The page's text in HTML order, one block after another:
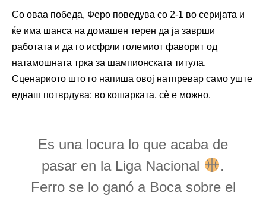
Со оваа победа, Феро поведува со 2-1 во серијата и
ќе има шанса на домашен терен да ја заврши
работата и да го исфрли големиот фаворит од
натамошната трка за шампионската титула.
Сценариото што го напиша овој натпревар само уште
еднаш потврдува: во кошарката, сè е можно.
Es una locura lo que acaba de
pasar en la Liga Nacional
.
Ferro se lo ganó a Boca sobre el